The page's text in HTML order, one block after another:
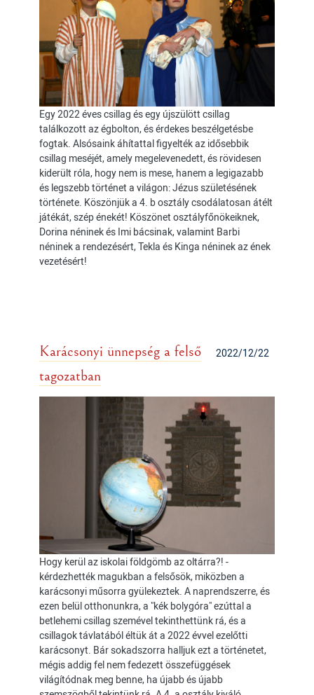
Egy 2022 éves csillag és egy újszülött csillag
találkozott az égbolton, és érdekes beszélgetésbe
fogtak. Alsósaink áhítattal figyelték az idősebbik
csillag meséjét, amely megelevenedett, és rövidesen
kiderült róla, hogy nem is mese, hanem a legigazabb
és legszebb történet a világon: Jézus születésének
története. Köszönjük a 4. b osztály csodálatosan átélt
játékát, szép énekét! Köszönet osztályfőnökeiknek,
Dorina néninek és Imi bácsinak, valamint Barbi
néninek a rendezésért, Tekla és Kinga néninek az ének
vezetésért!
2022/12/22
Karácsonyi ünnepség a felső
tagozatban
Hogy kerül az iskolai földgömb az oltárra?! -
kérdezhették magukban a felsősök, miközben a
karácsonyi műsorra gyülekeztek. A naprendszerre, és
ezen belül otthonunkra, a "kék bolygóra" ezúttal a
betlehemi csillag szemével tekinthettünk rá, és a
csillagok távlatából éltük át a 2022 évvel ezelőtti
karácsonyt. Bár sokadszorra halljuk ezt a történetet,
mégis addig fel nem fedezett összefüggések
világítódnak meg benne, ha újabb és újabb